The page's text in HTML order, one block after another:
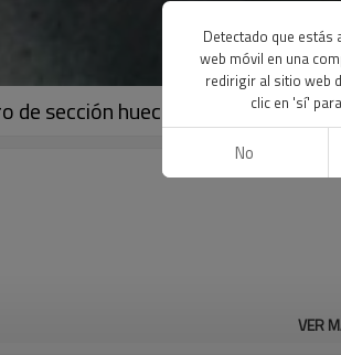
de sección hueca para ventas al
VER
Detectado que estás
web móvil en una
redirigir al sitio web
clic en 'sí'
No